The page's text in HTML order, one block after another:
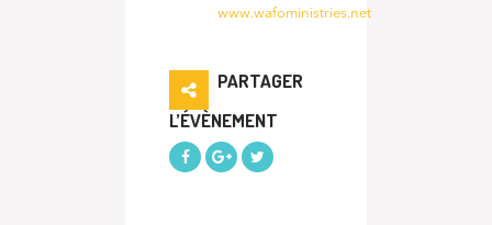
www.wafoministries.net
PARTAGER
L’ÉVÈNEMENT